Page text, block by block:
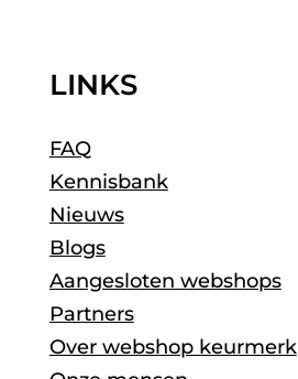
LINKS
FAQ
Kennisbank
Nieuws
Blogs
Aangesloten webshops
Partners
Over webshop keurmerk